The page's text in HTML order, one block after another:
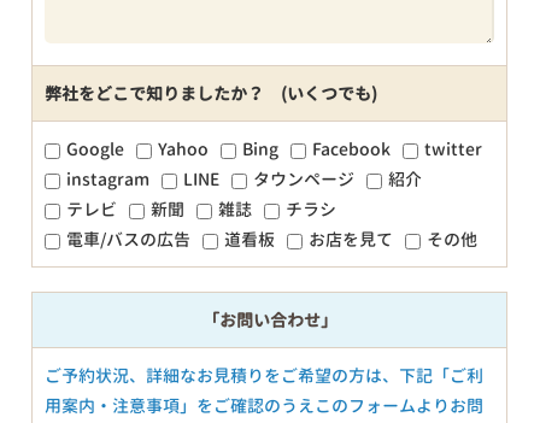
弊社をどこで知りましたか？ (いくつでも)
Google Yahoo Bing Facebook
twitter
instagram
LINE タウンページ
紹介
テレビ
新聞 雑誌
チラシ
電車/バスの広告
道看板 お店を見て その他
「お問い合わせ」
ご予約状況、詳細なお見積りをご希望の方は、下記「ご利
用案内・注意事項」をご確認のうえこのフォームよりお問